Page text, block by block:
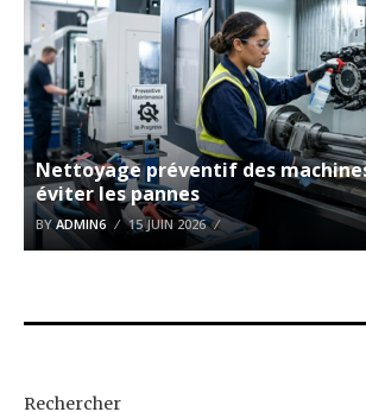
Nettoyage préventif des
éviter les pannes
BYADMIN6 15 JUIN 2026
Rechercher